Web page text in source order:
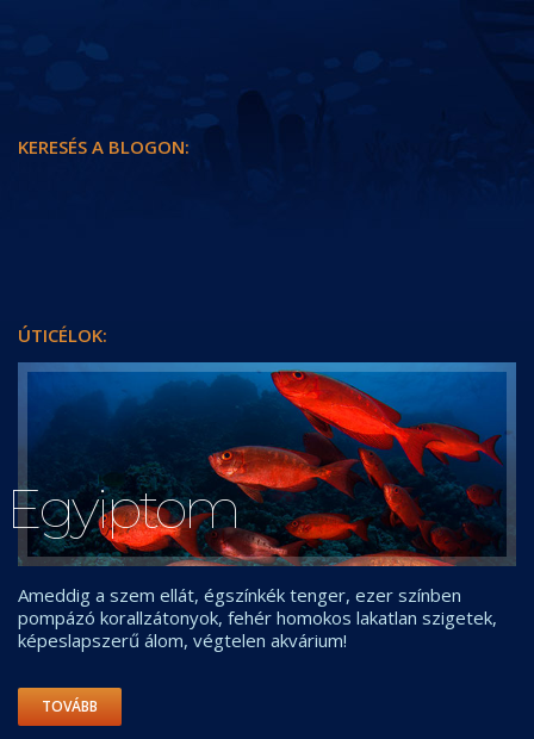
ÚTI BESZÁMOLÓK
KERESÉS A BLOGON:
ÚTICÉLOK:
Egyiptom
Ameddig a szem ellát, égszínkék tenger, ezer színben
pompázó korallzátonyok, fehér homokos lakatlan szigetek,
képeslapszerű álom, végtelen akvárium!
TOVÁBB